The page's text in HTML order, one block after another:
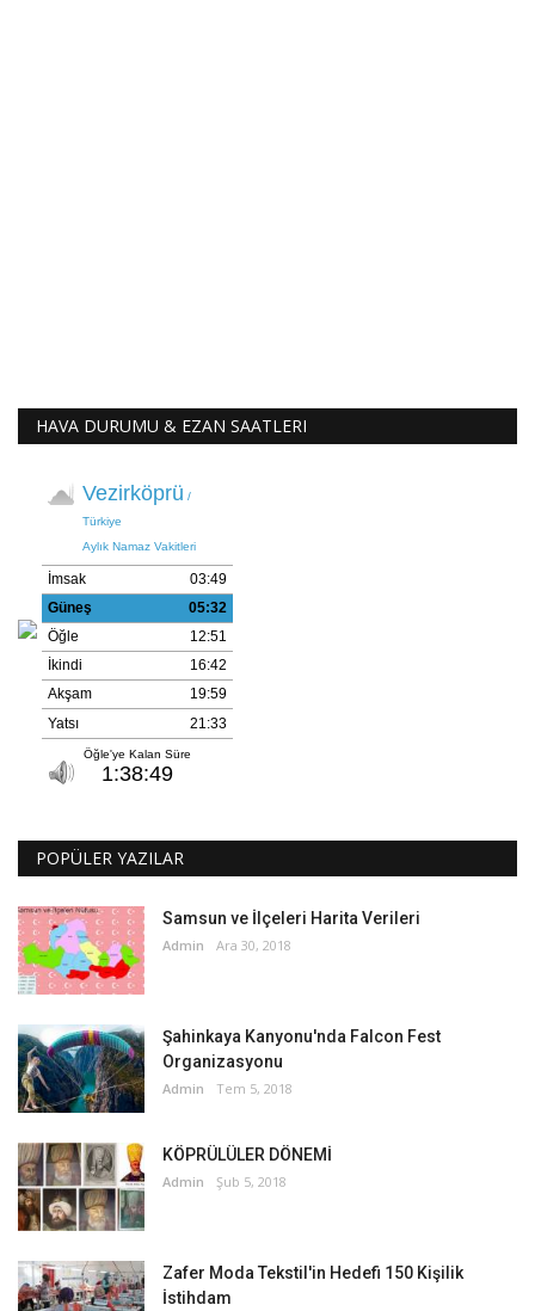
HAVA DURUMU & EZAN SAATLERI
POPÜLER YAZILAR
Samsun ve İlçeleri Harita Verileri
Admin Ara 30, 2018
Şahinkaya Kanyonu'nda Falcon Fest
Organizasyonu
Admin Tem 5, 2018
KÖPRÜLÜLER DÖNEMİ
Admin Şub 5, 2018
Zafer Moda Tekstil'in Hedefi 150 Kişilik
İstihdam